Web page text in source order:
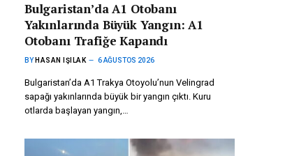
Bulgaristan’da A1 Otobanı
Yakınlarında Büyük Yangın: A1
Otobanı Trafiğe Kapandı
BY HASAN IŞILAK 6 AĞUSTOS 2026
Bulgaristan’da A1 Trakya Otoyolu’nun Velingrad
sapağı yakınlarında büyük bir yangın çıktı. Kuru
otlarda başlayan yangın,…